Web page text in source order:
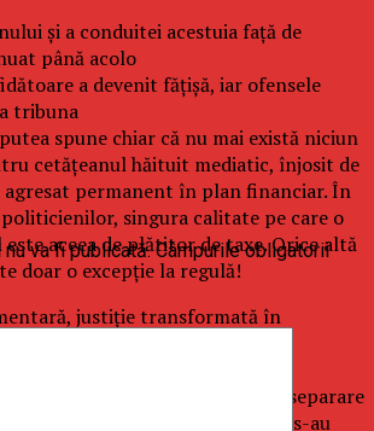
și a conduitei acestuia față de
până acolo
a devenit fățișă, iar ofensele
tribuna
spune chiar că nu mai există niciun
cetățeanul hăituit mediatic, înjosit de
permanent în plan financiar. În
singura calitate pe care o
aceea de plătitor de taxe. Orice altă
doar o excepție la regulă!
justiție transformată în
de stat în mechanism de separare
câteva dintre direcțiile în care s-au
va fi publicată. Câmpurile obligatorii